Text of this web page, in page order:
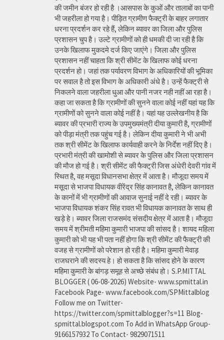
की जमीन बंजर हो रही है ।आसपास के कुओं और तालाबों का पानी
भी जहरीला हो गया है। पीड़ित ग्रामीण फैक्ट्री के बाहर लगातार
धरना प्रदर्शन कर रहे हैं, लेकिन ब्यावर का जिला और पुलिस
प्रशासन चुप है। उल्टे ग्रामीणों को ही धमकी दी जा रही है कि
उनके खिलाफ मुकदमे दर्ज किए जाएंगे। जिला और पुलिस
प्रशासन नहीं चाहता कि श्री सीमेंट के खिलाफ कोई धरना
प्रदर्शन हो। जहां तक पर्यावरण विभाग के अधिकारियों की भूमिका
पर सवाल है तो इस विभाग के अधिकारी अंधे है। उन्हें फैक्ट्री से
निकलने वाला जहरीला धुआ और पानी नजर नही नहीं आ रहा है।
कहा जा सकता है कि ग्रामीणों की सुनने वाला कोई नहीं यहां यह कि
ग्रामीणों को सुनने वाला कोई नहीं है। यहां यह उल्लेखनीय है कि
ब्यावर की प्रभारी राज्य के उपमुख्यमंत्री दीया कुमारी है, ग्रामीणों
को पीड़ा मंत्री तक पहुंच गई है। लेकिन दीया कुमारी ने भी अभी
तक श्री सीमेंट के खिलाफ कार्यवाही करने के निर्देश नहीं दिए है।
प्रभारी मंत्री की खामोशी से ब्यावर के पुलिस और जिला प्रशासन
की मौज हो गई है। श्री सीमेंट की फैक्ट्री जिस अंधेरी देवरी गांव में
स्थित है, वह मसूदा विधानसभा क्षेत्र में आता है। मौजूदा समय में
मसूदा से भाजपा विधायक वीरेंद्र सिंह कानावत है, लेकिन कानावत
के कानों में भी ग्रामीणों की आवाज सुनाई नहीं दे रही। ब्यावर के
भाजपा विधायक शंकर सिंह रावत भी विधायक कानावत के साथ ही
खड़े हे। ब्यावर जिला राजसमंद संसदीय क्षेत्र में आता है। मौजूदा
समय में श्रीमती महिमा कुमारी भाजपा की सांसद है। शायद महिला
कुमारी को भी यह भी पता नहीं होगा कि श्री सीमेंट की फैक्ट्री की
वजह से ग्रामीणों को परेशान हो रही है। महिमा कुमारी मेवाड़
राजघराने की सदस्य हे। हो सकता है कि सांसद होने के कारण
महिमा कुमारी के बांगड़ समूह से अच्छे संबंध हो। S.P.MITTAL
BLOGGER ( 06-08-2026) Website- www.spmittal.in
Facebook Page- www.facebook.com/SPMittalblog
Follow me on Twitter-
https://twitter.com/spmittalblogger?s=11 Blog-
spmittal.blogspot.com To Add in WhatsApp Group-
9166157932 To Contact- 9829071511